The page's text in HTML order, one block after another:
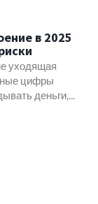
помогает
помогает
уникальной и
в 2025
уходящая
цифры
деньги,